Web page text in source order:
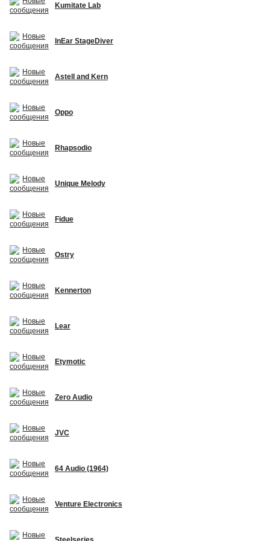
Kumitate Lab
InEar StageDiver
Astell and Kern
Oppo
Rhapsodio
Unique Melody
Fidue
Ostry
Kennerton
Lear
Etymotic
Zero Audio
JVC
64 Audio (1964)
Venture Electronics